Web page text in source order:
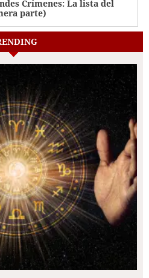
Crímenes: La lista del
parte)